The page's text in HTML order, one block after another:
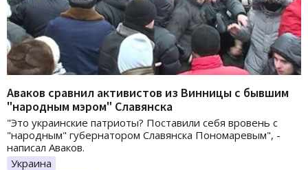
Аваков сравнил активистов из Винницы с бывшим
"народным мэром" Славянска
"Это украинские патриоты? Поставили себя вровень с
"народным" губернатором Славянска Пономаревым", -
написал Аваков.
Украина